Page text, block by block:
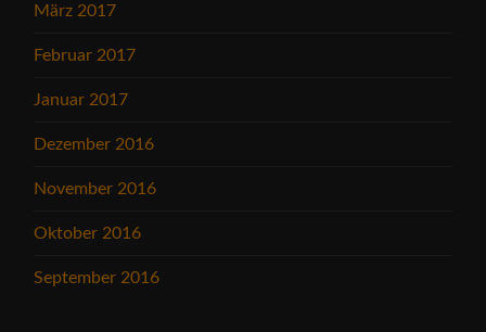
März 2017
Februar 2017
Januar 2017
Dezember 2016
November 2016
Oktober 2016
September 2016